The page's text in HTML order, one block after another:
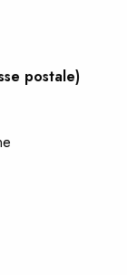
postale)